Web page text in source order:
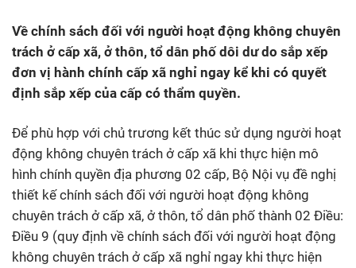
Về chính sách đối với người hoạt động không chuyên
trách ở cấp xã, ở thôn, tổ dân phố dôi dư do sắp xếp
đơn vị hành chính cấp xã nghỉ ngay kể khi có quyết
định sắp xếp của cấp có thẩm quyền.
Để phù hợp với chủ trương kết thúc sử dụng người hoạt
động không chuyên trách ở cấp xã khi thực hiện mô
hình chính quyền địa phương 02 cấp, Bộ Nội vụ đề nghị
thiết kế chính sách đối với người hoạt động không
chuyên trách ở cấp xã, ở thôn, tổ dân phố thành 02 Điều:
Điều 9 (quy định về chính sách đối với người hoạt động
không chuyên trách ở cấp xã nghỉ ngay khi thực hiện